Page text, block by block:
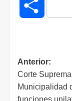
Anterior:
Corte
Municipalidad
funciones